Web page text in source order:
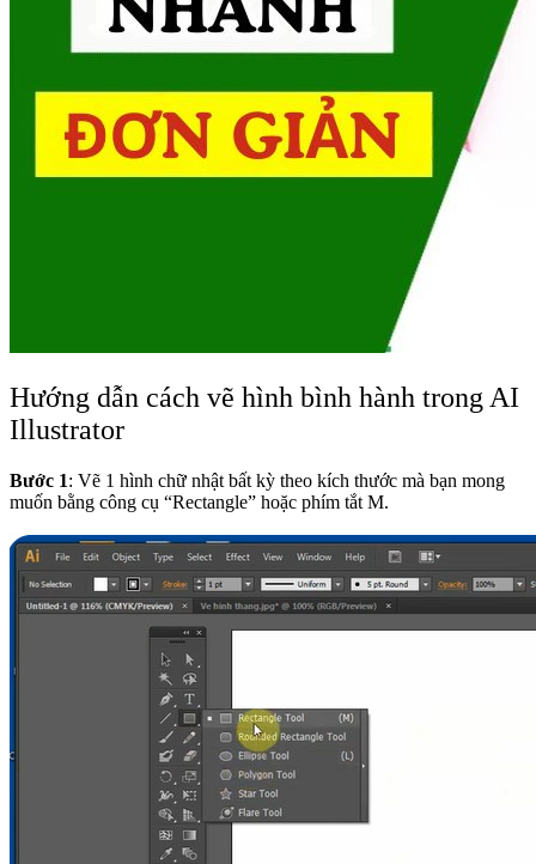
Hướng dẫn cách vẽ hình bình hành trong AI
Illustrator
Bước 1: Vẽ 1 hình chữ nhật bất kỳ theo kích thước mà bạn mong
muốn bằng công cụ “Rectangle” hoặc phím tắt M.